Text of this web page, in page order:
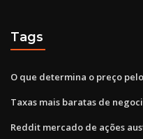
Tags
O que determina o preço
Taxas mais baratas de
Reddit mercado de ações